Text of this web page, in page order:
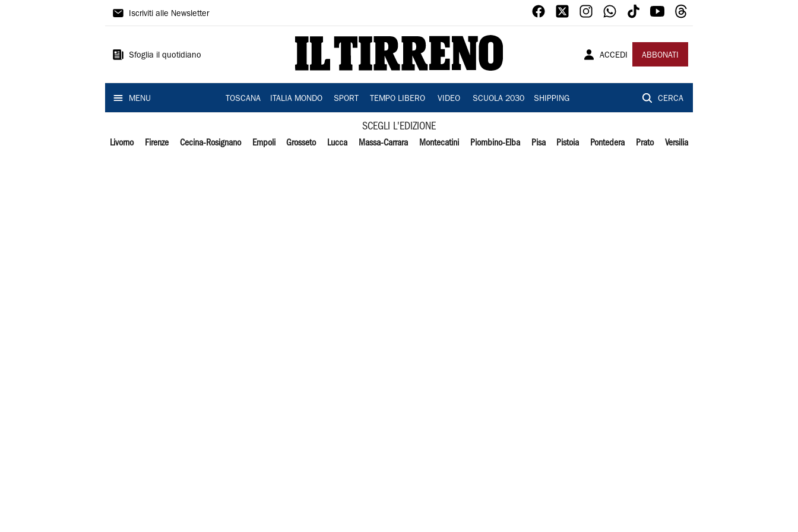
Il
Iscriviti alle Newsletter
Sfoglia il quotidiano ACCEDI ABBONATI
MENU TOSCANA ITALIA MONDO SPORT TEMPO LIBERO VIDEO SCUOLA 2030 SHIPPING CERCA
SCEGLI L'EDIZIONE
Livorno Firenze Cecina-Rosignano Empoli Grosseto Lucca Massa-Carrara Montecatini Piombino-Elba Pisa Pistoia Pontedera Prato Versilia